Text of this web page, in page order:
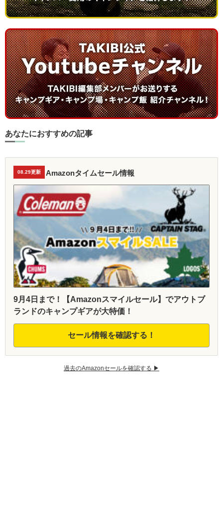
あなたにおすすめの記事
08.29更新 Amazonタイムセール情報
9月4日まで！【Amazonスマイルセール】でアウトブ
ランドのキャンプギアが大特価！
セール情報を確認する！
過去のAmazonセールを確認する ▶︎